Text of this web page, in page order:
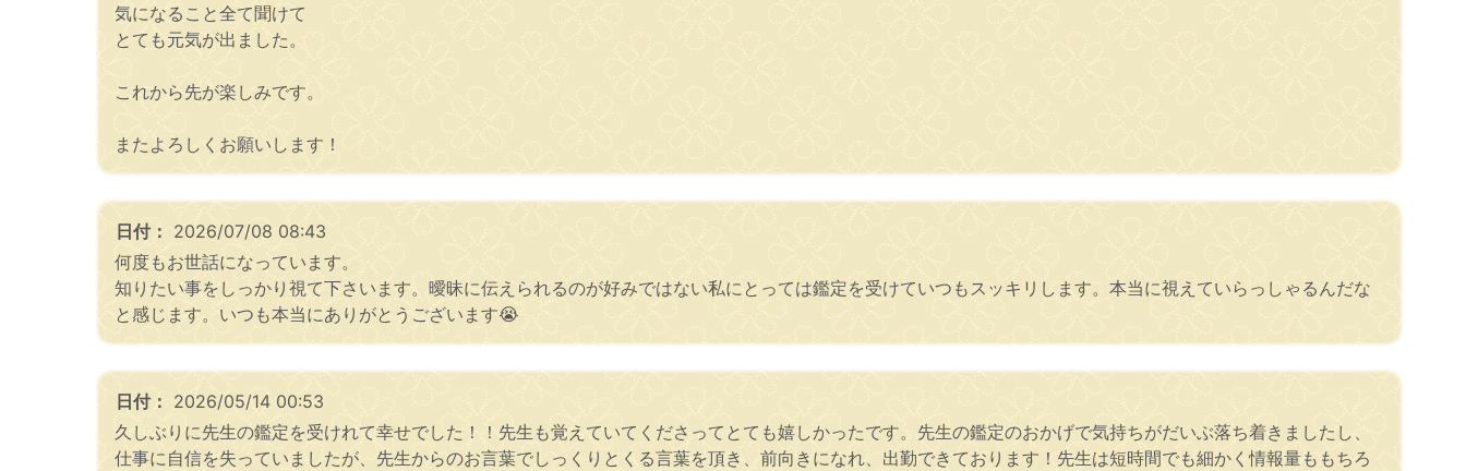
気になること全て聞けて
とても元気が出ました。
これから先が楽しみです。
またよろしくお願いします！
日付： 2026/07/08 08:43
何度もお世話になっています。
知りたい事をしっかり視て下さいます。曖昧に伝えられるのが好みではない私にとっては鑑定を受けていつもスッキリします。本当に視えていらっしゃるんだな
と感じます。いつも本当にありがとうございます😭
日付： 2026/05/14 00:53
久しぶりに先生の鑑定を受けれて幸せでした！！先生も覚えていてくださってとても嬉しかったです。先生の鑑定のおかげで気持ちがだいぶ落ち着きましたし、
仕事に自信を失っていましたが、先生からのお言葉でしっくりとくる言葉を頂き、前向きになれ、出勤できております！先生は短時間でも細かく情報量ももちろ